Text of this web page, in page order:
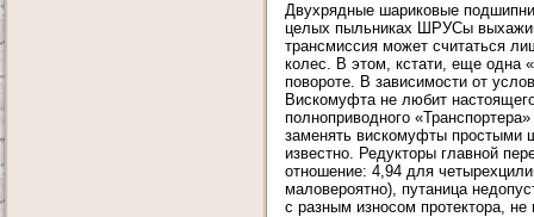
Двухрядные шариковые
целых пыльниках ШРУСы
трансмиссия может считаться
колес. В этом, кстати, еще одна
повороте. В зависимости от
Вискомуфта не любит
полноприводного
заменять вискомуфты простыми
известно. Редукторы главной
отношение: 4,94 для
маловероятно), путаница
с разным износом протектора, не